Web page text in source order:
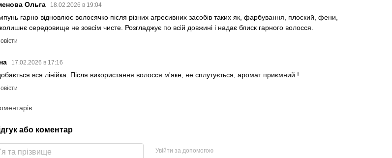
Ольга 18.02.2026 в 19:04
гарно відновлює волосячко після різних агресивних засобів таких як, фарбування, плоский, фени,
середовище не зовсім чисте. Розгладжує по всій довжині і надає блиск гарного волосся.
17.02.2026 в 17:16
вся лінійка. Після використання волосся м'яке, не сплутується, аромат приємний !
або коментар
Увійти за допомогою